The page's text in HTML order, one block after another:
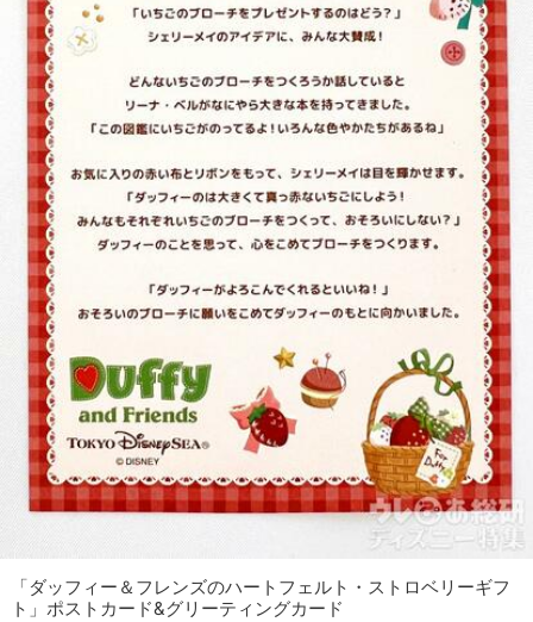
「ダッフィー＆フレンズのハートフェルト・ストロベリーギフ
ト」ポストカード&グリーティングカード